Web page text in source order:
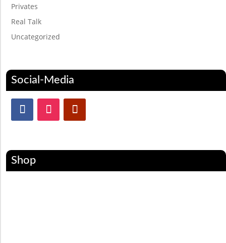
Privates
Real Talk
Uncategorized
Social-Media
Shop